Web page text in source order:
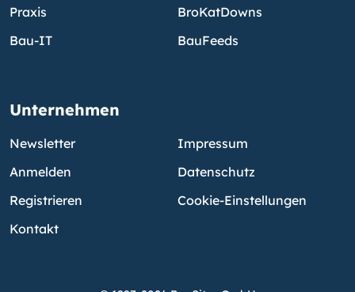
Praxis
Bau-IT
BroKatDowns
BauFeeds
Unternehmen
Newsletter
Anmelden
Registrieren
Kontakt
Impressum
Datenschutz
Cookie-Einstellungen